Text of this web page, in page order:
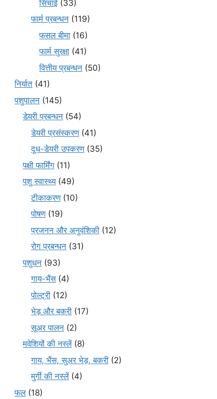
सिंचाई (33)
फार्म प्रबन्धन (119)
फसल बीमा (16)
फार्म सुरक्षा (41)
वित्तीय प्रबन्धन (50)
निर्यात (41)
पशुपालन (145)
डेयरी प्रबन्धन (54)
डेयरी प्रसंस्करण(41)
दूध-डेयरी उपकरण(35)
पक्षी फार्मिंग (11)
पशु स्वास्थ्य(49)
टीकाकरण(10)
पोषण(19)
प्रजनन और अनुवंशिकी (12)
रोग प्रबन्धन (31)
पशुधन (93)
गाय-भैंस(4)
पोल्ट्री (12)
भेड़ और बकरी (17)
सूअर पालन (2)
मवेशियों की नस्लें(8)
गाय, भैंस, सुअर भेड़, बकरी (2)
मुर्गी की नस्लें(4)
फल(18)